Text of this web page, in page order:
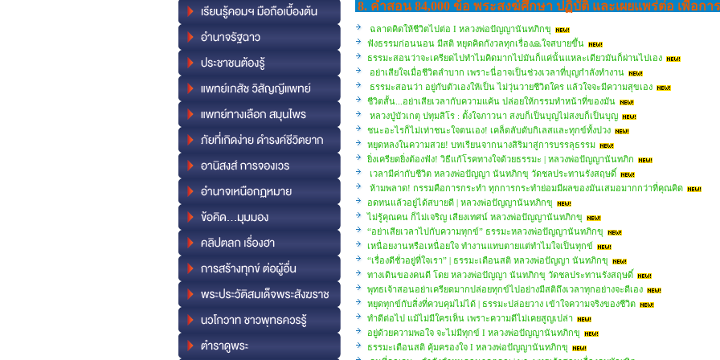
8. คำสอน 84,000 ข้อ พระสงฆ์ศึกษา ปฏิบัติ และเผยแพร่ต่อ เพื่อก
ฉลาดคิดให้ชีวิตไปต่อ I หลวงพ่อปัญญานันทภิกขุ
ฟังธรรมก่อนนอน มีสติ หยุดคิดกังวลทุกเรื่อง🙏ใจสบายขึ้น
ธรรมะสอนว่าจะเครียดไปทำไมคิดมากไปมันก็แค่นั้นแหละเดียวมันก็ผ่านไปเอง
อย่าเสียใจเมื่อชีวิตลำบาก เพราะนี่อาจเป็นช่วงเวลาที่บุญกำลังทำงาน
ธรรมะสอนว่า อยู่กับตัวเองให้เป็น ไม่วุ่นวายชีวิตใคร แล้วใจจะมีความสุขเอง
ชีวิตสั้น...อย่าเสียเวลากับความแค้น ปล่อยให้กรรมทำหน้าที่ของมัน
หลวงปู่บัวเกตุ ปทุมสิโร : ตั้งใจภาวนา สงบก็เป็นบุญไม่สงบก็เป็นบุญ
ชนะอะไรก็ไม่เท่าชนะใจตนเอง! เคล็ดลับดับกิเลสและทุกข์ทั้งปวง
หยุดหลงในความสวย! บทเรียนจากนางสิริมาสู่การบรรลุธรรม
ยิ่งเครียดยิ่งต้องฟัง! วิธีแก้โรคทางใจด้วยธรรมะ | หลวงพ่อปัญญานันทภิก
เวลามีค่ากับชีวิต หลวงพ่อปัญญา นันทภิกขุ วัดชลประทานรังสฤษดิ์
ห้ามพลาด! กรรมคือการกระทำ ทุกการกระทำย่อมมีผลของมันเสมอมากกว่าที่คุณคิด
อดทนแล้วอยู่ได้สบายดี | หลวงพ่อปัญญานันทภิกขุ
ไม่รู้คุณคน ก็ไม่เจริญ เสียงเทศน์ หลวงพ่อปัญญานันทภิกขุ
“อย่าเสียเวลาไปกับความทุกข์” ธรรมะหลวงพ่อปัญญานันทภิกขุ
เหนื่อยงานหรือเหนื่อยใจ ทำงานแทบตายแต่ทำไมใจเป็นทุกข์
“เรื่องดีชั่วอยู่ที่ใจเรา” | ธรรมะเตือนสติ หลวงพ่อปัญญา นันทภิกขุ
ทางเดินของคนดี โดย หลวงพ่อปัญญา นันทภิกขุ วัดชลประทานรังสฤษดิ์
พุทธเจ้าสอนอย่าเครียดมากปล่อยทุกข์ไปอย่างมีสติถึงเวลาทุกอย่างจะดีเอง
หยุดทุกข์กับสิ่งที่ควบคุมไม่ได้ | ธรรมะปล่อยวาง เข้าใจความจริงของชีวิต
ทำดีต่อไป แม้ไม่มีใครเห็น เพราะความดีไม่เคยสูญเปล่า
อยู่ด้วยความพอใจ จะไม่มีทุกข์ I หลวงพ่อปัญญานันทภิกขุ
ธรรมะเตือนสติ คุ้มครองใจ I หลวงพ่อปัญญานันทภิกขุ